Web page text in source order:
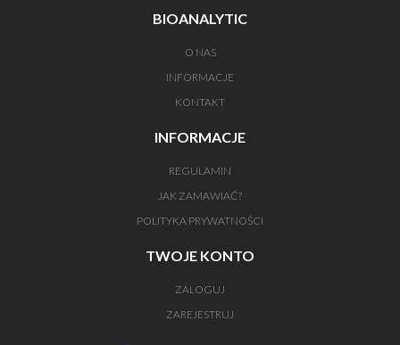
BIOANALYTIC
O NAS
INFORMACJE
KONTAKT
INFORMACJE
REGULAMIN
JAK ZAMAWIAĆ?
POLITYKA PRYWATNOŚCI
TWOJE KONTO
ZALOGUJ
ZAREJESTRUJ